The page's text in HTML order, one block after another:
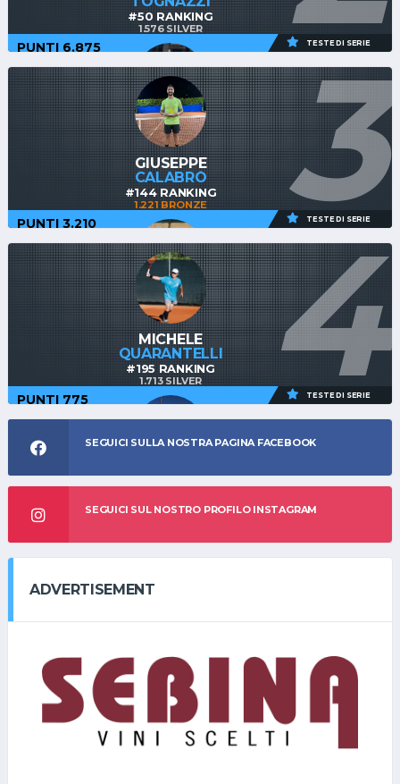
#50 RANKING
1.576 SILVER
MIRKO
COSTA
#46 RANKING
902 IRON
PUNTI 6.875 TESTE DI SERIE
3
GIUSEPPE
CALABRÓ
#144 RANKING
1.221 BRONZE
MARIO
SCOVOLI
#91 RANKING
1.927 GOLD
PUNTI 3.210 TESTE DI SERIE
4
MICHELE
QUARANTELLI
#195 RANKING
1.713 SILVER
ROMANO
#2941 RANKING
PUNTI 775 TESTE DI SERIE
SEGUICI SULLA NOSTRA PAGINA FACEBOOK
SEGUICI SUL NOSTRO PROFILO INSTAGRAM
ADVERTISEMENT